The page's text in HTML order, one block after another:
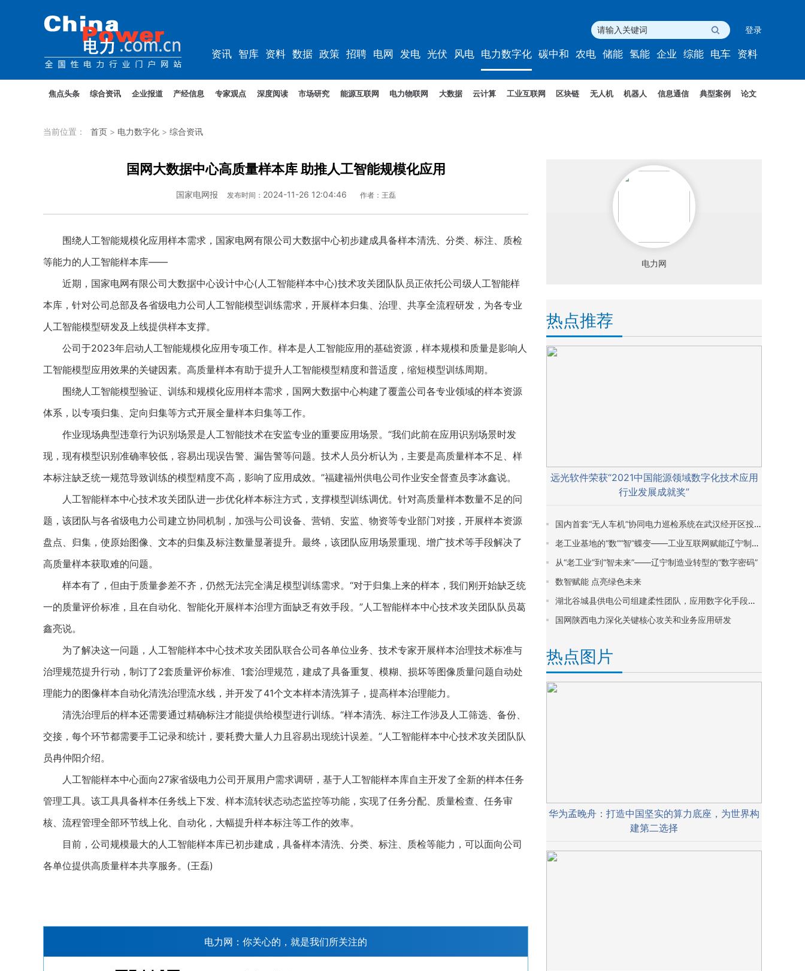
登录
资讯 智库 资料 数据 政策 招聘 电网 发电 光伏 风电 电力数字化 碳中和 农电 储能 氢能 企业 综能 电车 资料
焦点头条 综合资讯 企业报道 产经信息 专家观点 深度阅读 市场研究 能源互联网 电力物联网 大数据 云计算 工业互联网 区块链 无人机 机器人 信息通信 典型案例 论文
当前位置： 首页 > 电力数字化 > 综合资讯
国网大数据中心高质量样本库 助推人工智能规模化应用
国家电网报 发布时间： 2024-11-26 12:04:46 作者：王磊
围绕人工智能规模化应用样本需求，国家电网有限公司大数据中心初步建成具备样本清洗、分类、标注、质检
等能力的人工智能样本库——
近期，国家电网有限公司大数据中心设计中心(人工智能样本中心)技术攻关团队队员正依托公司级人工智能样
本库，针对公司总部及各省级电力公司人工智能模型训练需求，开展样本归集、治理、共享全流程研发，为各专业
人工智能模型研发及上线提供样本支撑。
公司于2023年启动人工智能规模化应用专项工作。样本是人工智能应用的基础资源，样本规模和质量是影响人
工智能模型应用效果的关键因素。高质量样本有助于提升人工智能模型精度和普适度，缩短模型训练周期。
围绕人工智能模型验证、训练和规模化应用样本需求，国网大数据中心构建了覆盖公司各专业领域的样本资源
体系，以专项归集、定向归集等方式开展全量样本归集等工作。
作业现场典型违章行为识别场景是人工智能技术在安监专业的重要应用场景。“我们此前在应用识别场景时发
现，现有模型识别准确率较低，容易出现误告警、漏告警等问题。技术人员分析认为，主要是高质量样本不足、样
本标注缺乏统一规范导致训练的模型精度不高，影响了应用成效。”福建福州供电公司作业安全督查员李冰鑫说。
人工智能样本中心技术攻关团队进一步优化样本标注方式，支撑模型训练调优。针对高质量样本数量不足的问
题，该团队与各省级电力公司建立协同机制，加强与公司设备、营销、安监、物资等专业部门对接，开展样本资源
盘点、归集，使原始图像、文本的归集及标注数量显著提升。最终，该团队应用场景重现、增广技术等手段解决了
高质量样本获取难的问题。
样本有了，但由于质量参差不齐，仍然无法完全满足模型训练需求。“对于归集上来的样本，我们刚开始缺乏统
一的质量评价标准，且在自动化、智能化开展样本治理方面缺乏有效手段。”人工智能样本中心技术攻关团队队员葛
鑫亮说。
为了解决这一问题，人工智能样本中心技术攻关团队联合公司各单位业务、技术专家开展样本治理技术标准与
治理规范提升行动，制订了2套质量评价标准、1套治理规范，建成了具备重复、模糊、损坏等图像质量问题自动处
理能力的图像样本自动化清洗治理流水线，并开发了41个文本样本清洗算子，提高样本治理能力。
清洗治理后的样本还需要通过精确标注才能提供给模型进行训练。“样本清洗、标注工作涉及人工筛选、备份、
交接，每个环节都需要手工记录和统计，要耗费大量人力且容易出现统计误差。”人工智能样本中心技术攻关团队队
员冉仲阳介绍。
人工智能样本中心面向27家省级电力公司开展用户需求调研，基于人工智能样本库自主开发了全新的样本任务
管理工具。该工具具备样本任务线上下发、样本流转状态动态监控等功能，实现了任务分配、质量检查、任务审
核、流程管理全部环节线上化、自动化，大幅提升样本标注等工作的效率。
目前，公司规模最大的人工智能样本库已初步建成，具备样本清洗、分类、标注、质检等能力，可以面向公司
各单位提供高质量样本共享服务。(王磊)
电力网：你关心的，就是我们所关注的
电力网
热点推荐
远光软件荣获“2021中国能源领域数字化技术应用
行业发展成就奖”
国内首套“无人车机”协同电力巡检系统在武汉经开区投入试运行
老工业基地的“数”“智”蝶变——工业互联网赋能辽宁制造业转型升级观察
从“老工业”到“智未来”——辽宁制造业转型的“数字密码”
数智赋能 点亮绿色未来
湖北谷城县供电公司组建柔性团队，应用数字化手段提升线损管理质效
国网陕西电力深化关键核心攻关和业务应用研发
热点图片
华为孟晚舟：打造中国坚实的算力底座，为世界构
建第二选择